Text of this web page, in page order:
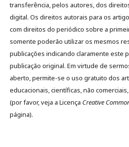
transferência, pelos autores, dos
digital. Os direitos autorais para os
com direitos do periódico sobre a
somente poderão utilizar os mesmos
publicações indicando claramente este
publicação original. Em virtude de
aberto, permite-se o uso gratuito dos
educacionais, científicas, não
(por favor, veja a Licença Creative
página).